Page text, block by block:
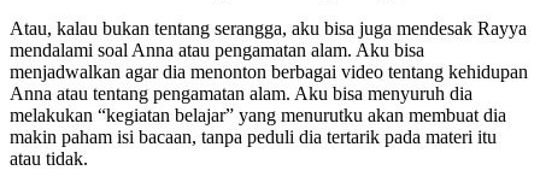
Atau, kalau bukan tentang serangga, aku bisa juga mendesak Rayya
mendalami soal Anna atau pengamatan alam. Aku bisa
menjadwalkan agar dia menonton berbagai video tentang kehidupan
Anna atau tentang pengamatan alam. Aku bisa menyuruh dia
melakukan “kegiatan belajar” yang menurutku akan membuat dia
makin paham isi bacaan, tanpa peduli dia tertarik pada materi itu
atau tidak.